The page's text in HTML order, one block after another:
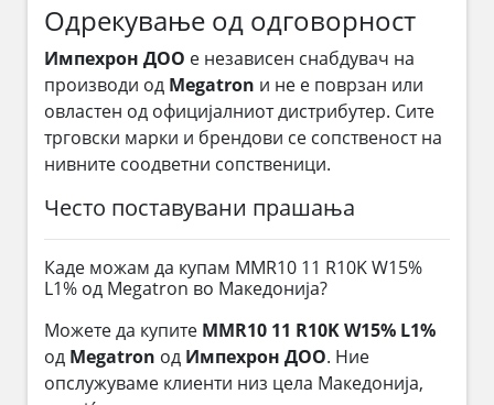
Одрекување од одговорност
Импехрон ДОО е независен снабдувач на
производи од Megatron и не е поврзан или
овластен од официјалниот дистрибутер. Сите
трговски марки и брендови се сопственост на
нивните соодветни сопственици.
Често поставувани прашања
Каде можам да купам MMR10 11 R10K W15%
L1% од Megatron во Македонија?
Можете да купите MMR10 11 R10K W15% L1%
од Megatron од Импехрон ДОО. Ние
опслужуваме клиенти низ цела Македонија,